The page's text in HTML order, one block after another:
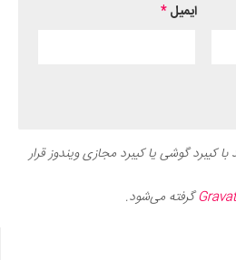
ایمیل*
کیبرد گوشی یا کیبرد مجازی ویندوز قرار
گرفته می‌شود.